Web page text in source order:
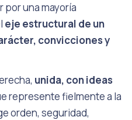
por una mayoría
eje estructural de un
convicciones y
unida, con ideas
represente fielmente a la
orden, seguridad,